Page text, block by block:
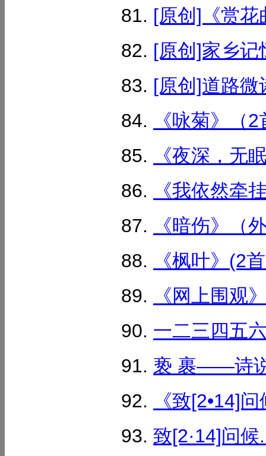
[原创]《赏花
[原创]家乡记
[原创]道路
《咏菊》（
《夜深，无
《我依然牵
《暗伤》（
《枫叶》(2
《网上围观
一二三四五
亵 裹——诗
《致[2•14]
致[2·14]问候